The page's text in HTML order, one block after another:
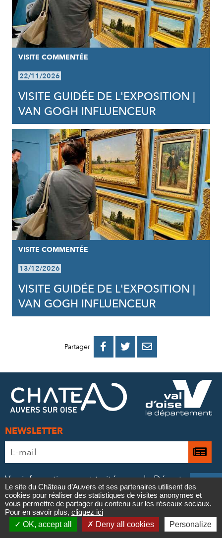
Contact

Newsletter
VISITE COMMENTÉE
22/11/2026
VISITE GUIDÉE DE L'EXPOSITION |
VAN GOGH INFLUENCEUR
VISITE COMMENTÉE
13/12/2026
VISITE GUIDÉE DE L'EXPOSITION |
VAN GOGH INFLUENCEUR
Partager 
PARTAGER
FACEBOOK
PARTAGER
PARTAGER
MAIL
NEWSLETTER
Adresse
e-
*
Je
la
Vos informations sont traitées par le Département
du Val d’Oise, sur la base de votre consentement,
pour votre inscription à la newsletter.
Pour en savoir plus et exercer vos droits,consultez
notre politique de confidentialité.
Le site du Château d’Auvers et ses partenaires utilisent des
cookies pour réaliser des statistiques de visites anonymes et
vous permettre de partager du contenu sur les réseaux sociaux.
Pour en savoir plus, cliquez ici
OK, accept all
Deny all cookies Personalize